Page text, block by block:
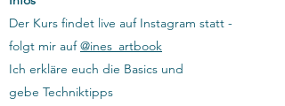
Der Kurs findet live auf Instagram statt -
folgt mir auf@ines_artbook
Ich erkläre euch die Basics und
gebe Techniktipps